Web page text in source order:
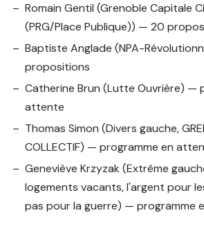
Romain Gentil (Grenoble Capitale
(PRG/Place Publique)) — 20
Baptiste Anglade (NPA-
propositions
Catherine Brun (Lutte Ouvrière) —
attente
Thomas Simon (Divers gauche,
COLLECTIF) — programme en
Geneviève Krzyzak (Extrême
logements vacants, l'argent pour
pas pour la guerre) — programme